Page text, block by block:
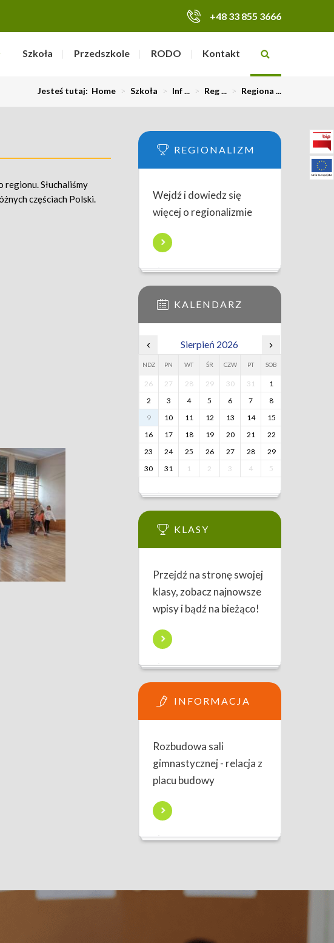
+48 33 855 3666
Szkoła Przedszkole RODO Kontakt
Jesteś tutaj: Home > Szkoła > Inf ... > Reg ... > Regiona ...
regionu. Słuchaliśmy
częściach Polski.
REGIONALIZM
Wejdź i dowiedz się
więcej o regionalizmie
KALENDARZ
‹ Sierpień 2026 ›
NDZ PN WT ŚR CZW PT SOB
26 27 28 29 30 31
1
2
3 4 5 6 7
8
9
10 11 12 13 14
15
16
17 18 19 20 21
22
23
24 25 26 27 28
29
30
31 1 2 3 4 5
KLASY
Przejdź na stronę swojej
klasy, zobacz najnowsze
wpisy i bądź na bieżąco!
INFORMACJA
Rozbudowa sali
gimnastycznej - relacja z
placu budowy